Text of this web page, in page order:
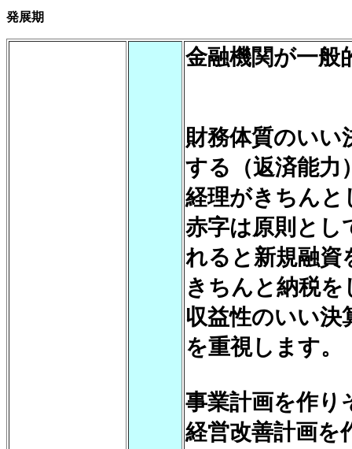
発展期
金融機関が一般
財務体質のい
する（返済能力
経理がきちんと
赤字は原則と
れると新規融資
きちんと納税
収益性のいい
を重視します。
事業計画を作り
経営改善計画